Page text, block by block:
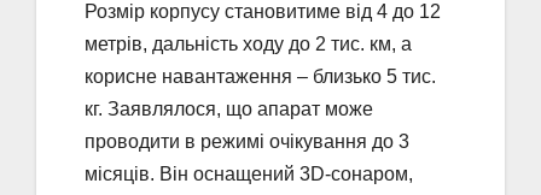
Розмір корпусу становитиме від 4 до 12
метрів, дальність ходу до 2 тис. км, а
корисне навантаження – близько 5 тис.
кг. Заявлялося, що апарат може
проводити в режимі очікування до 3
місяців. Він оснащений 3D-сонаром,